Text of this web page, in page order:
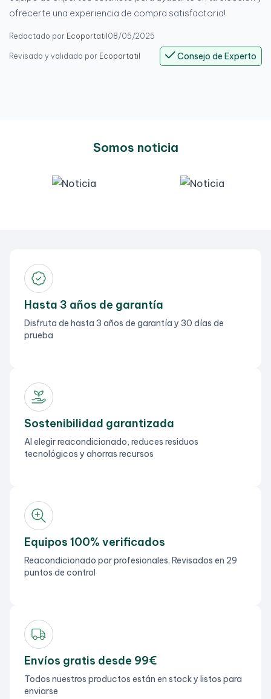
ofrecerte una experiencia de compra satisfactoria!
Redactado por Ecoportatil 08/05/2025
Revisado y validado por Ecoportatil Consejo de Experto
Somos noticia
Hasta 3 años de garantía
Disfruta de hasta 3 años de garantía y 30 días de
prueba
Sostenibilidad garantizada
Al elegir reacondicionado, reduces residuos
tecnológicos y ahorras recursos
Equipos 100% verificados
Reacondicionado por profesionales. Revisados en 29
puntos de control
Envíos gratis desde 99€
Todos nuestros productos están en stock y listos para
enviarse